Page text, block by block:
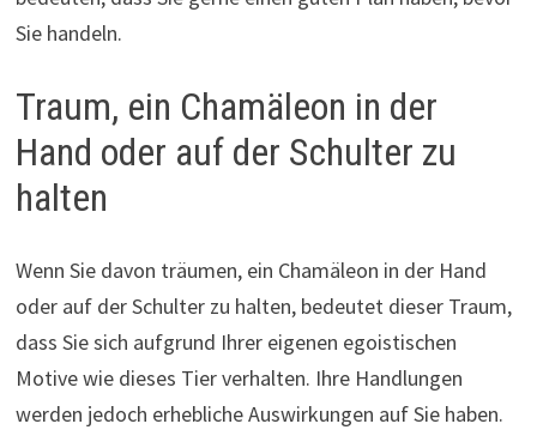
Sie handeln.
Traum, ein Chamäleon in der
Hand oder auf der Schulter zu
halten
Wenn Sie davon träumen, ein Chamäleon in der Hand
oder auf der Schulter zu halten, bedeutet dieser Traum,
dass Sie sich aufgrund Ihrer eigenen egoistischen
Motive wie dieses Tier verhalten. Ihre Handlungen
werden jedoch erhebliche Auswirkungen auf Sie haben.